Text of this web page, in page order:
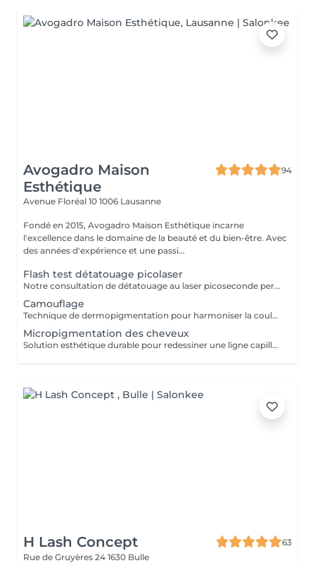
Avogadro Maison
Esthétique
94
Avenue Floréal 10 1006 Lausanne
Fondé en 2015, Avogadro Maison Esthétique incarne
l'excellence dans le domaine de la beauté et du bien-être. Avec
des années d'expérience et une passi...
Flash test détatouage picolaser
Notre consultation de détatouage au laser picoseconde permet d'évaluer votre tatouage et de déterminer le protocole de traitement le plus adapté. Nous analysons la taille, les couleurs, la profondeur du pigment ainsi que votre type de peau afin d'estimer le nombre de séances nécessaires et les résultats attendus. Un test laser peut être réalisé lors de la consultation pour vérifier la réaction de votre peau. Nous vous expliquons également le déroulement du traitement, les précautions à prendre et répondons à toutes vos questions afin de garantir un traitement sûr et efficace.
Camouflage
Technique de dermopigmentation pour harmoniser la couleur de la peau et atténuer visiblement les vergetures, cicatrices et tâches de manière permanente. Pour un devis personnalisé, merci de nous envoyer des photos récentes et nettes de la zone à traiter (prises à la lumière naturelle, sans filtre) par WhatsApp. Nous vous contacterons rapidement.
Micropigmentation des cheveux
Solution esthétique durable pour redessiner une ligne capillaire, densifier les zones clairsemées ou camoufler une calvitie. Pour un devis sur mesure, merci de nous envoyer des photos récentes du cuir chevelu (prises à la lumière naturelle, de face et de profil). Nous vous répondrons rapidement avec une proposition adaptée à vos besoins.
H Lash Concept
63
Rue de Gruyères 24 1630 Bulle